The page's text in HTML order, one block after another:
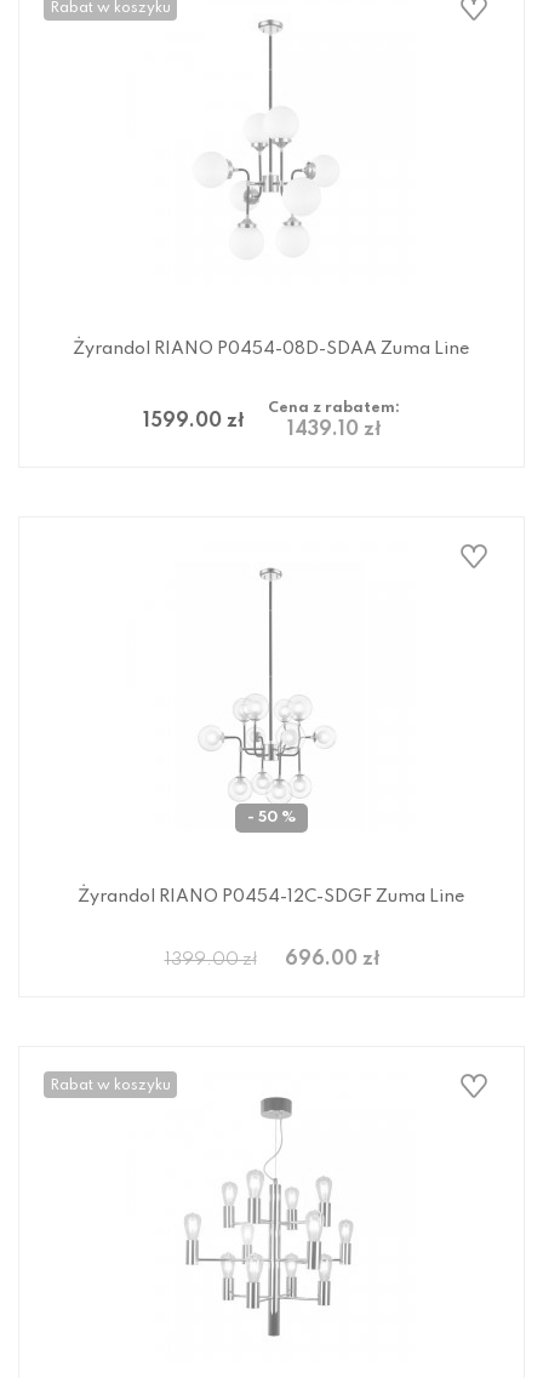
Rabat w koszyku
Żyrandol RIANO P0454-08D-SDAA Zuma Line
1599.00 zł
Cena z rabatem:
1439.10 zł
- 50 %
Żyrandol RIANO P0454-12C-SDGF Zuma Line
1399.00 zł 696.00 zł
Rabat w koszyku